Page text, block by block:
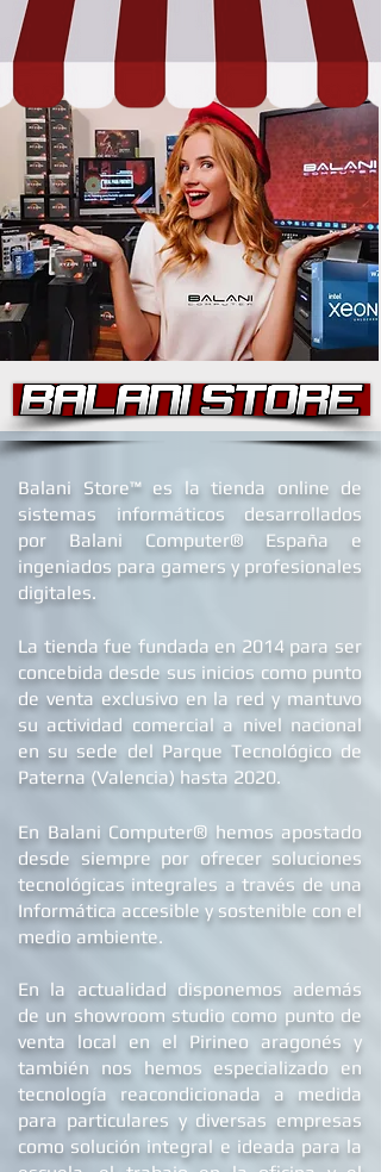
Balani Store™ es la tienda online de
sistemas informáticos desarrollados
por Balani Computer® Españae
ingeniados para gamers y profesionales
La tienda fue fundada en 2014 para ser
concebida desde sus inicios como punto
de venta exclusivo en la red y mantuvo
su actividad comercial a nivel nacional
en su sede del Parque Tecnológico de
En Balani Computer ®hemos apostado
desde siemprepor ofrecer soluciones
tecnológicas integrales a través de una
Informática accesible y sostenible con el
En la actualidad disponemos además
de un showroom studio como punto de
venta local en el Pirineo aragonés y
también nos hemos especializado en
tecnología reacondicionada a medida
para particulares y diversas empresas